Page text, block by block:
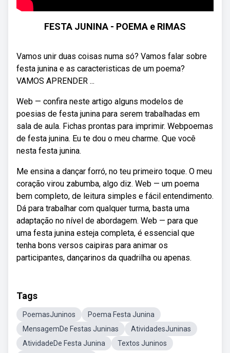
FESTA JUNINA - POEMA e RIMAS
Vamos unir duas coisas numa só? Vamos falar sobre
festa junina e as caracteristicas de um poema?
VAMOS APRENDER ...
Web — confira neste artigo alguns modelos de
poesias de festa junina para serem trabalhadas em
sala de aula. Fichas prontas para imprimir. Webpoemas
de festa junina. Eu te dou o meu charme. Que você
nesta festa junina.
Me ensina a dançar forró, no teu primeiro toque. O meu
coração virou zabumba, algo diz. Web — um poema
bem completo, de leitura simples e fácil entendimento.
Dá para trabalhar com qualquer turma, basta uma
adaptação no nível de abordagem. Web — para que
uma festa junina esteja completa, é essencial que
tenha bons versos caipiras para animar os
participantes, dançarinos da quadrilha ou apenas.
Tags
PoemasJuninos
Poema Festa Junina
MensagemDe Festas Juninas
AtividadesJuninas
AtividadeDe Festa Junina
Textos Juninos